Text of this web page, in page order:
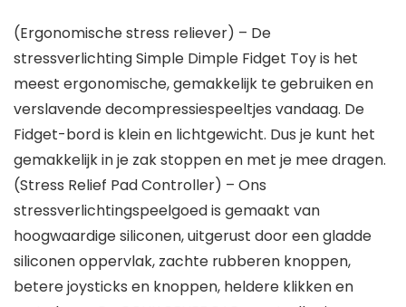
(Ergonomische stress reliever) – De
stressverlichting Simple Dimple Fidget Toy is het
meest ergonomische, gemakkelijk te gebruiken en
verslavende decompressiespeeltjes vandaag. De
Fidget-bord is klein en lichtgewicht. Dus je kunt het
gemakkelijk in je zak stoppen en met je mee dragen.
(Stress Relief Pad Controller) – Ons
stressverlichtingspeelgoed is gemaakt van
hoogwaardige siliconen, uitgerust door een gladde
siliconen oppervlak, zachte rubberen knoppen,
betere joysticks en knoppen, heldere klikken en